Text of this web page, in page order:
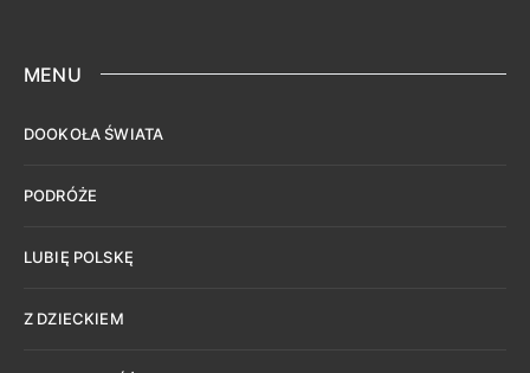
MENU
DOOKOŁA ŚWIATA
PODRÓŻE
LUBIĘ POLSKĘ
Z DZIECKIEM